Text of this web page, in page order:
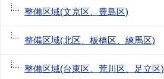
整備区域(文京区、豊島区)
整備区域(北区、板橋区、練馬区)
整備区域(台東区、荒川区、足立区)